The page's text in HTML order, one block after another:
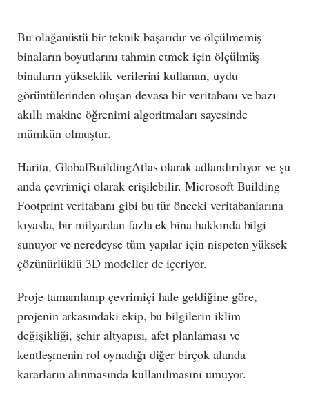
Bu olağanüstü bir teknik başarıdır ve ölçülmemiş
binaların boyutlarını tahmin etmek için ölçülmüş
binaların yükseklik verilerini kullanan, uydu
görüntülerinden oluşan devasa bir veritabanı ve bazı
akıllı makine öğrenimi algoritmaları sayesinde
mümkün olmuştur.
Harita, GlobalBuildingAtlas olarak adlandırılıyor ve şu
anda çevrimiçi olarak erişilebilir. Microsoft Building
Footprint veritabanı gibi bu tür önceki veritabanlarına
kıyasla, bir milyardan fazla ek bina hakkında bilgi
sunuyor ve neredeyse tüm yapılar için nispeten yüksek
çözünürlüklü 3D modeller de içeriyor.
Proje tamamlanıp çevrimiçi hale geldiğine göre,
projenin arkasındaki ekip, bu bilgilerin iklim
değişikliği, şehir altyapısı, afet planlaması ve
kentleşmenin rol oynadığı diğer birçok alanda
kararların alınmasında kullanılmasını umuyor.